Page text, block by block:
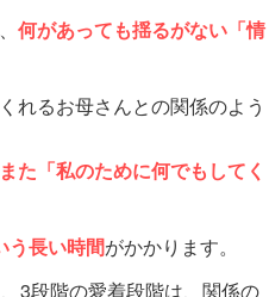
何があっても揺るがない 「情
れるお母さんとの関係のよう
た「私のために何でもしてく
う長い時間がかかります。
3段階の愛着段階は、 関係の